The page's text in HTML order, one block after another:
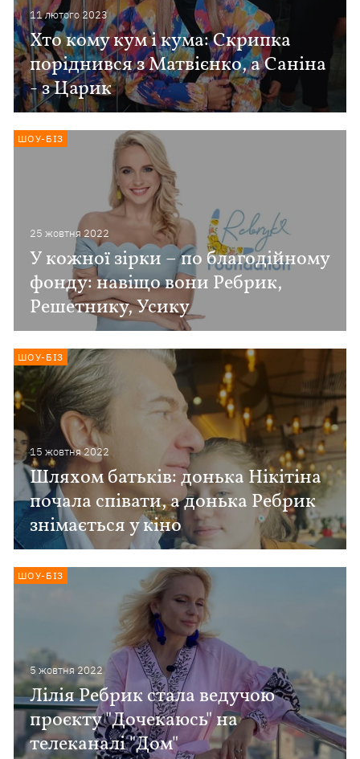
11 лютого 2023
Хто кому кум і кума: Скрипка
поріднився з Матвієнко, а Саніна
- з Царик
25 жовтня 2022
У кожної зірки – по благодійному
фонду: навіщо вони Ребрик,
Решетнику, Усику
ШОУ-БІЗ
15 жовтня 2022
Шляхом батьків: донька Нікітіна
почала співати, а донька Ребрик
знімається у кіно
ШОУ-БІЗ
5 жовтня 2022
Лілія Ребрик стала ведучою
проєкту "Дочекаюсь" на
телеканалі "Дом"
ШОУ-БІЗ